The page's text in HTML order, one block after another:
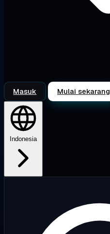
Masuk Mulai sekarang
Indonesia